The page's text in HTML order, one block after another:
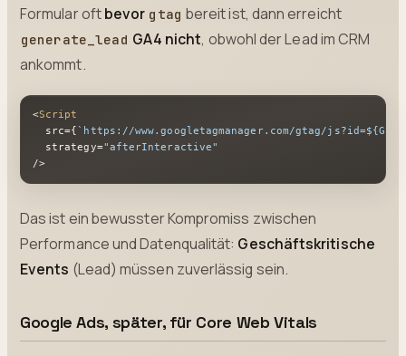
Formular oftbevor gtag bereit ist, dann erreicht
generate_lead GA4 nicht, obwohl der Lead im CRM
ankommt.
<Script
  src={
`https://www.googletagmanager.com/gtag/js?id=
  strategy=
"afterInteractive"
/>
Das ist ein bewusster Kompromiss zwischen
Performance und Datenqualität: Geschäftskritische
Events (Lead) müssen zuverlässig sein.
Google Ads, später, für Core Web Vitals